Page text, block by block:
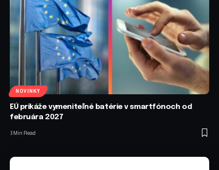
NOVINKY
EÚ prikáže vymeniteľné batérie v smartfónoch od
februára 2027
3 Min Read